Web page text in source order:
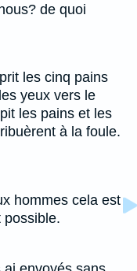
de quoi
les cinq pains
yeux vers le
les pains et les
à la foule.
hommes cela est
possible.